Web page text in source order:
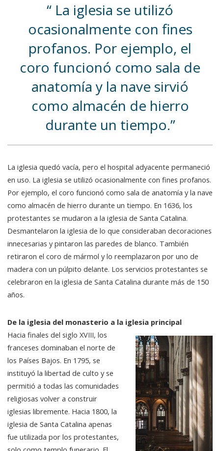
La iglesia se utilizó
ocasionalmente con fines
profanos. Por ejemplo, el
coro funcionó como sala de
anatomía y la nave sirvió
como almacén de hierro
durante un tiempo.
La iglesia quedó vacía, pero el hospital adyacente permaneció
en uso. La iglesia se utilizó ocasionalmente con fines profanos.
Por ejemplo, el coro funcionó como sala de anatomía y la nave
como almacén de hierro durante un tiempo. En 1636, los
protestantes se mudaron a la iglesia de Santa Catalina.
Desmantelaron la iglesia de lo que consideraban decoraciones
innecesarias y pintaron las paredes de blanco. También
retiraron el coro de mármol y lo reemplazaron por uno de
madera con un púlpito delante. Los servicios protestantes se
celebraron en la iglesia de Santa Catalina durante más de 150
años.
De la iglesia del monasterio a la iglesia principal
Hacia finales del siglo XVIII, los
franceses dominaban el norte de
los Países Bajos. En 1795, se
instituyó la libertad de culto y se
permitió a todas las comunidades
religiosas volver a construir
iglesias libremente. Hacia 1800, la
iglesia de Santa Catalina apenas
fue utilizada por los protestantes,